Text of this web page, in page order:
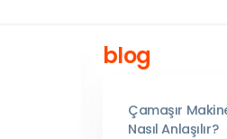
blog
Çamaşır
Nasıl Anlaşılır?